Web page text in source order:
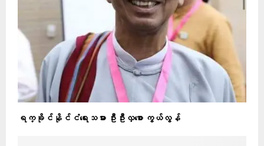
ရက္ခိုင်နိုင်ငံရေးသမား ဦးဦးလှစော ကွယ်လွန်